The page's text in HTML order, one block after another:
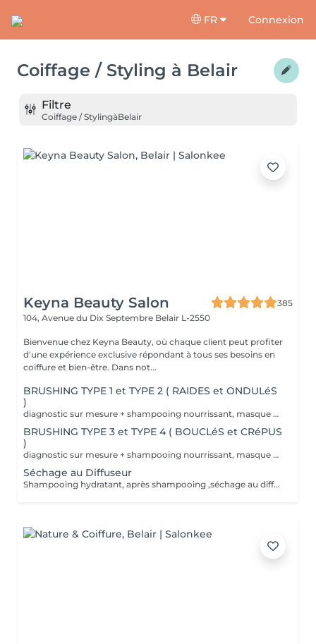
FR Connexion
Coiffage / Styling à Belair
Filtre
Coiffage / StylingàBelair
Keyna Beauty Salon
385
104, Avenue du Dix Septembre Belair L-2550
Bienvenue chez Keyna Beauty, où chaque client peut profiter
d'une expérience exclusive répondant à tous ses besoins en
coiffure et bien-être. Dans not...
BRUSHING TYPE 1 et TYPE 2 ( RAIDES et ONDULéS
)
diagnostic sur mesure + shampooing nourrissant, masque hydratant ,coiffage sérum et fixation finale. Important: cheveux sans tresse ni noeuds à l'arrivée; tout noeuds ou tressage entraîne l'annulation et 50% de la prestation est retenu. Toute arrivée retardée de 15-30 minutes ou plus entraînera l'annulation automatique du rendez-vous.
BRUSHING TYPE 3 et TYPE 4 ( BOUCLéS et CRéPUS
)
diagnostic sur mesure + shampooing nourrissant, masque hydratant ,coiffage sérum et fixation finale. Important: cheveux sans tresse ni noeuds à l'arrivée; tout noeuds ou tressage entraîne l'annulation et 50% de la prestation est retenu. Toute arrivée retardée de 15-30 minutes ou plus entraînera l'annulation automatique du rendez-vous.
Séchage au Diffuseur
Shampooing hydratant, après shampooing ,séchage au diffuseur sérum et fixation finale. Important: cheveux sans tresse ni nud à l'arrivée; tout nud ou tressage entraîne l'annulation et 50% de la prestation est retenu. Toute arrivée retardée de 15-30 minutes ou plus entraînera l'annulation automatique du rendez-vous.